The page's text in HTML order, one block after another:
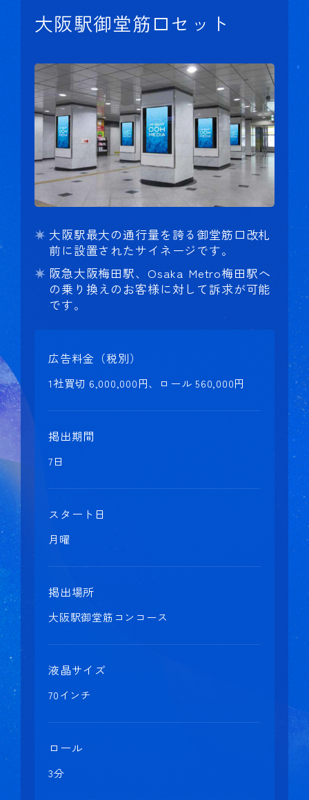
大阪駅御堂筋口セット
大阪駅最大の通行量を誇る御堂筋口改札
前に設置されたサイネージです。
阪急大阪梅田駅、Osaka Metro梅田駅へ
の乗り換えのお客様に対して訴求が可能
です。
広告料金（税別）
1社買切 6,000,000円、ロール 560,000円
掲出期間
7日
スタート日
月曜
掲出場所
大阪駅御堂筋コンコース
液晶サイズ
70インチ
ロール
3分